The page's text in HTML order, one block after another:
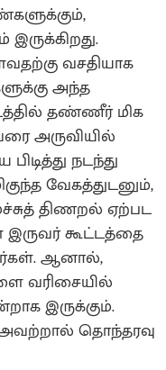
வசதியாக
அந்த
தண்ணீர் மிக
அருவியில்
நடந்து
வேகத்துடனும்,
திணறல் ஏற்பட
இருவர் கூட்டத்தை
ஆனால்,
வரிசையில்
இருக்கும்.
அவற்றால் தொந்தரவு